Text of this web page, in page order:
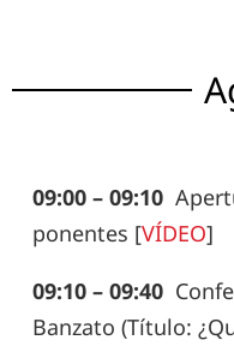
09:00 – 09:10
ponentes [VÍDEO]
09:10 – 09:40
Banzato(Título: